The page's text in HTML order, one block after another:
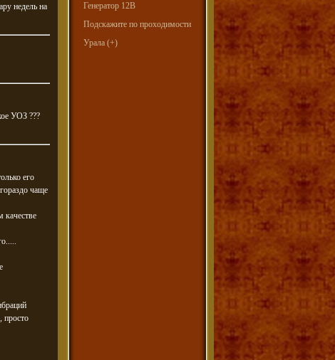
недель на
УОЗ ???
его
чаще
качестве
просто
Генератор 12В
Подскажите по проходимости
Урала (+)